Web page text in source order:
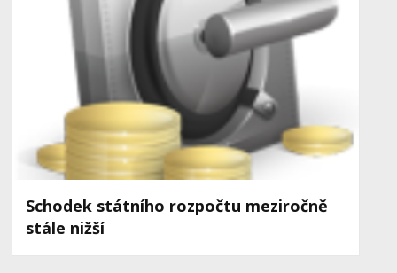
Schodek státního rozpočtu meziročně
stále nižší